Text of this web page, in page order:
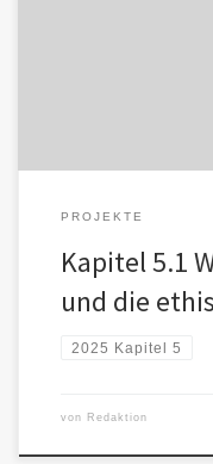
PROJEKTE
Kapitel 5.1
und die
2025 Kapitel 5
von Redaktion